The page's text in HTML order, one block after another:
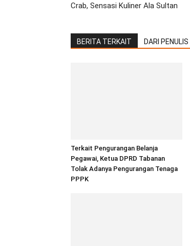
Crab, Sensasi Kuliner Ala Sultan
BERITA TERKAIT DARI PENULIS
Terkait Pengurangan Belanja
Pegawai, Ketua DPRD Tabanan
Tolak Adanya Pengurangan Tenaga
PPPK